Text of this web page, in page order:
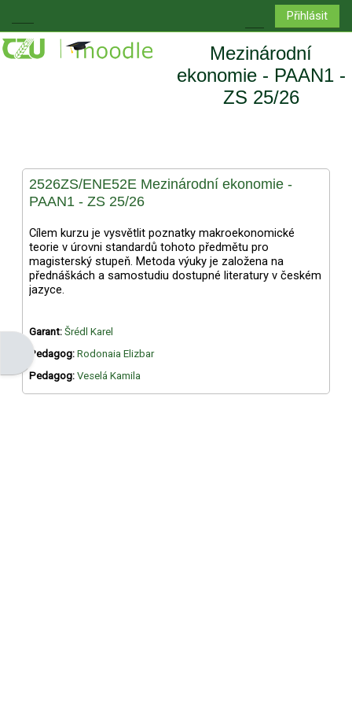
Boční panel
Přepnout
Přihlásit
Mezinárodní
ekonomie - PAAN1 -
ZS 25/26
Otevřít panel bloku
2526ZS/ENE52E Mezinárodní ekonomie -
PAAN1 - ZS 25/26
Cílem kurzu je vysvětlit poznatky makroekonomické
teorie v úrovni standardů tohoto předmětu pro
magisterský stupeň. Metoda výuky je založena na
přednáškách a samostudiu dostupné literatury v českém
jazyce.
Garant: Šrédl Karel
Pedagog: Rodonaia Elizbar
Pedagog: Veselá Kamila